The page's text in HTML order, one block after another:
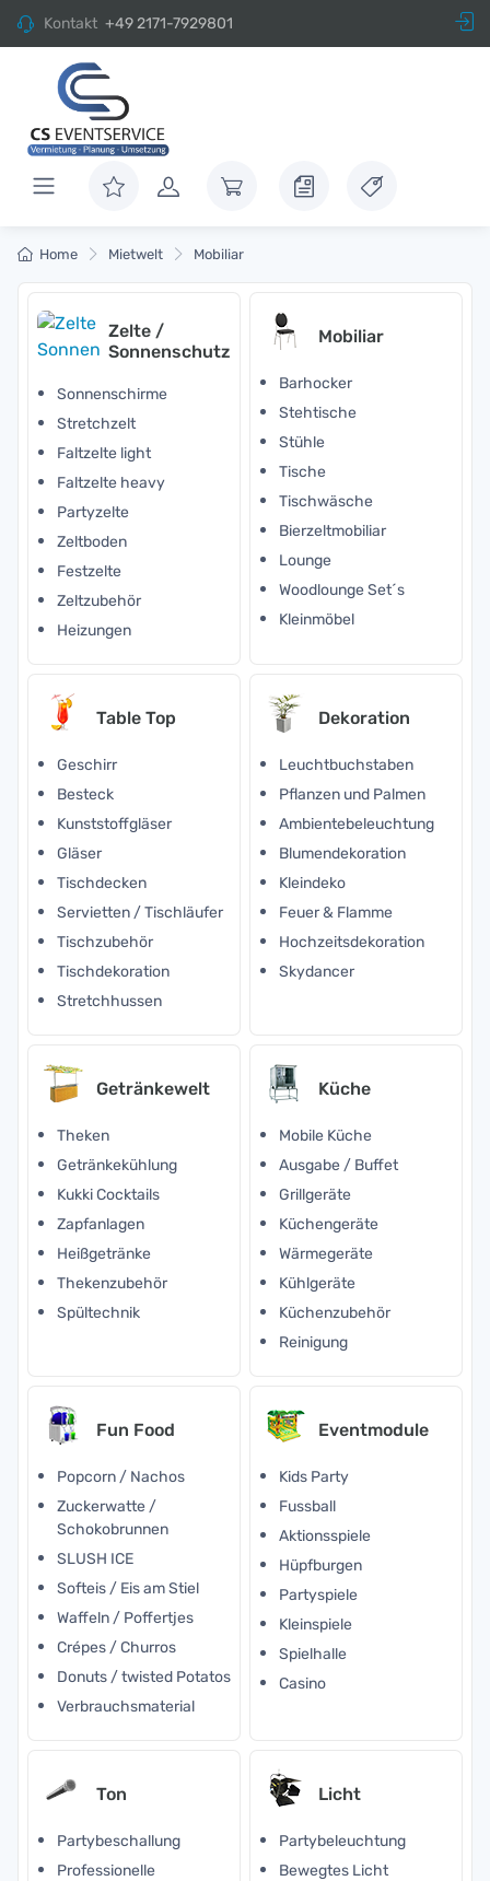
Kontakt +49 2171-7929801
Home Mietwelt Mobiliar
Zelte /
Sonnenschutz
Sonnenschirme
Stretchzelt
Faltzelte light
Faltzelte heavy
Partyzelte
Zeltboden
Festzelte
Zeltzubehör
Heizungen
Mobiliar
Barhocker
Stehtische
Stühle
Tische
Tischwäsche
Bierzeltmobiliar
Lounge
Woodlounge Set´s
Kleinmöbel
Table Top
Geschirr
Besteck
Kunststoffgläser
Gläser
Tischdecken
Servietten / Tischläufer
Tischzubehör
Tischdekoration
Stretchhussen
Dekoration
Leuchtbuchstaben
Pflanzen und Palmen
Ambientebeleuchtung
Blumendekoration
Kleindeko
Feuer & Flamme
Hochzeitsdekoration
Skydancer
Getränkewelt
Theken
Getränkekühlung
Kukki Cocktails
Zapfanlagen
Heißgetränke
Thekenzubehör
Spültechnik
Küche
Mobile Küche
Ausgabe / Buffet
Grillgeräte
Küchengeräte
Wärmegeräte
Kühlgeräte
Küchenzubehör
Reinigung
Fun Food
Popcorn / Nachos
Zuckerwatte /
Schokobrunnen
SLUSH ICE
Softeis / Eis am Stiel
Waffeln / Poffertjes
Crépes / Churros
Donuts / twisted Potatos
Verbrauchsmaterial
Eventmodule
Kids Party
Fussball
Aktionsspiele
Hüpfburgen
Partyspiele
Kleinspiele
Spielhalle
Casino
Ton
Partybeschallung
Professionelle
Licht
Partybeleuchtung
Bewegtes Licht